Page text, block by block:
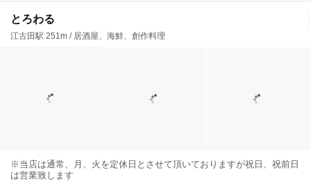
とろわる
江古田駅 251m / 居酒屋、海鮮、創作料理
※当店は通常、月、火を定休日とさせて頂いておりますが祝日、祝前日
は営業致します